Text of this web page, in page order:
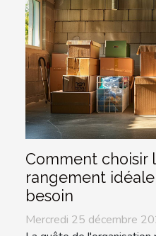
Comment choisir
rangement
besoin
Mercredi 25 décembre